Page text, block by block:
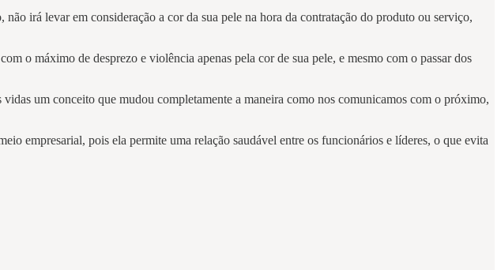
não irá levar em consideração a cor da sua pele na hora da contratação do produto ou serviço,
o máximo de desprezo e violência apenas pela cor de sua pele, e mesmo com o passar dos
um conceito que mudou completamente a maneira como nos comunicamos com o próximo,
empresarial, pois ela permite uma relação saudável entre os funcionários e líderes, o que evita